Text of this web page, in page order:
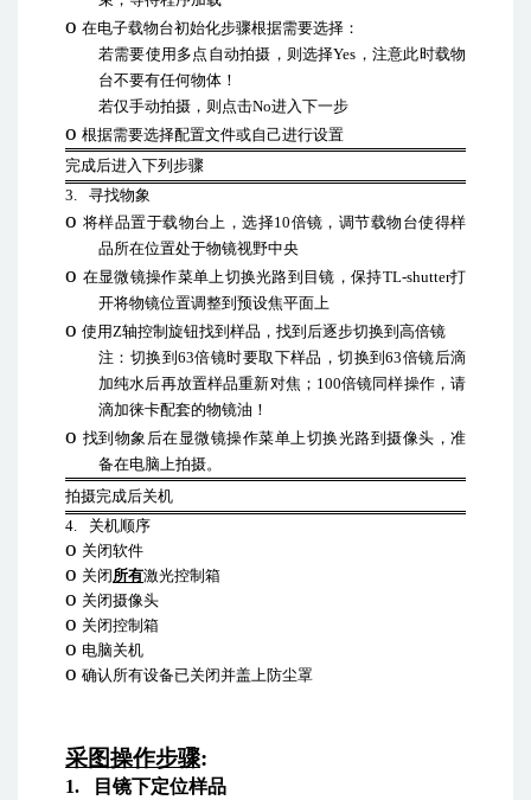
o 在电子载物台初始化步骤根据需要选择：
若需要使用多点自动拍摄，则选择Yes ，注意此时载物
台不要有任何物体！
若仅手动拍摄，则点击No进入下一步
o 根据需要选择配置文件或自己进行设置
完成后进入下列步骤
3.
寻找物象
o 将样品置于载物台上，选择10倍镜，调节载物台使得样
品所在位置处于物镜视野中央
o 在显微镜操作菜单上切换光路到目镜，保持TL-shutter打
开将物镜位置调整到预设焦平面上
o 使用Z轴控制旋钮找到样品，找到后逐步切换到高倍镜
注：切换到63倍镜时要取下样品，切换到63倍镜后滴
加纯水后再放置样品重新对焦； 100倍镜同样操作，请
滴加徕卡配套的物镜油！
o 找到物象后在显微镜操作菜单上切换光路到摄像头，准
备在电脑上拍摄。
拍摄完成后关机
4.
关机顺序
o 关闭软件
o 关闭所有激光控制箱
o 关闭摄像头
o 关闭控制箱
o 电脑关机
o 确认所有设备已关闭并盖上防尘罩
采图操作步骤:
1. 目镜下定位样品